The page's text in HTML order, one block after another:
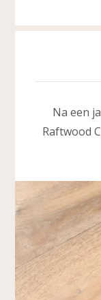
Na een
Raftwood